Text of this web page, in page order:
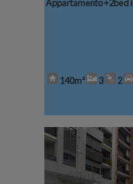
Appartamento +2bed
140m² 3 2